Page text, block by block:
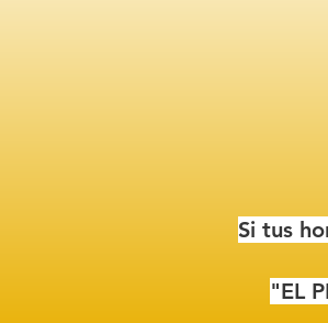
Si tus
"EL